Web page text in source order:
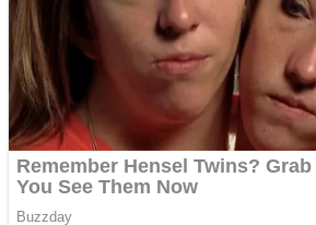
Răcitor de apă CW5000
pentru freze cu laser fără
metale